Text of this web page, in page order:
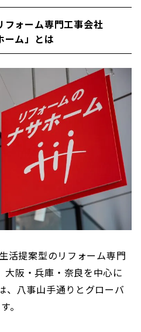
フォーム専門工事会社
ーム」とは
活提案型のリフォーム専門
阪・兵庫・奈良を中心に
、八事山手通りとグローバ
。